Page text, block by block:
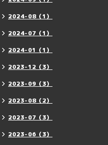
2024-08（1）
2024-07（1）
2024-01（1）
2023-12（3）
2023-09（3）
2023-08（2）
2023-07（3）
2023-06（3）